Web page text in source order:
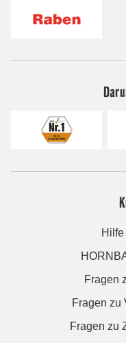
Fragen
Fragen zu
Fragen zu